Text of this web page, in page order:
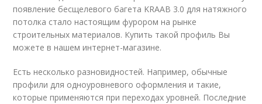
появление бесщелевого багета KRAAB 3.0 для натяжного
потолка стало настоящим фурором на рынке
строительных материалов. Купить такой профиль Вы
можете в нашем интернет-магазине.
Есть несколько разновидностей. Например, обычные
профили для одноуровневого оформления и такие,
которые применяются при переходах уровней. Последние